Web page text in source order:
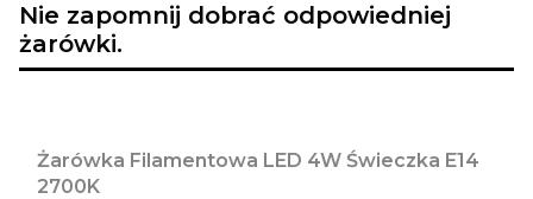
Nie zapomnij dobrać odpowiedniej
żarówki.
Żarówka Filamentowa LED 4W Świeczka E14
2700K